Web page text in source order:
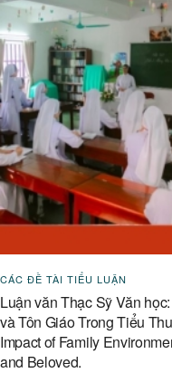
CÁC ĐỀ TÀI TIỂU LUẬN
Luận văn Thạc Sỹ Văn
và Tôn Giáo Trong Tiểu
Impact of Family
and Beloved.